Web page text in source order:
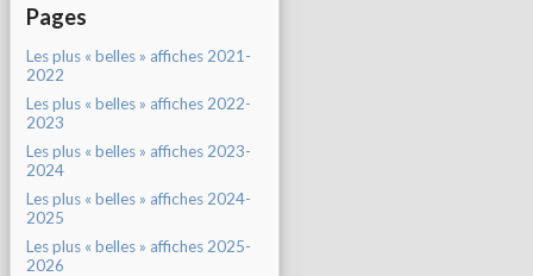
Pages
Les plus « belles » affiches 2021-
2022
Les plus « belles » affiches 2022-
2023
Les plus « belles » affiches 2023-
2024
Les plus « belles » affiches 2024-
2025
Les plus « belles » affiches 2025-
2026